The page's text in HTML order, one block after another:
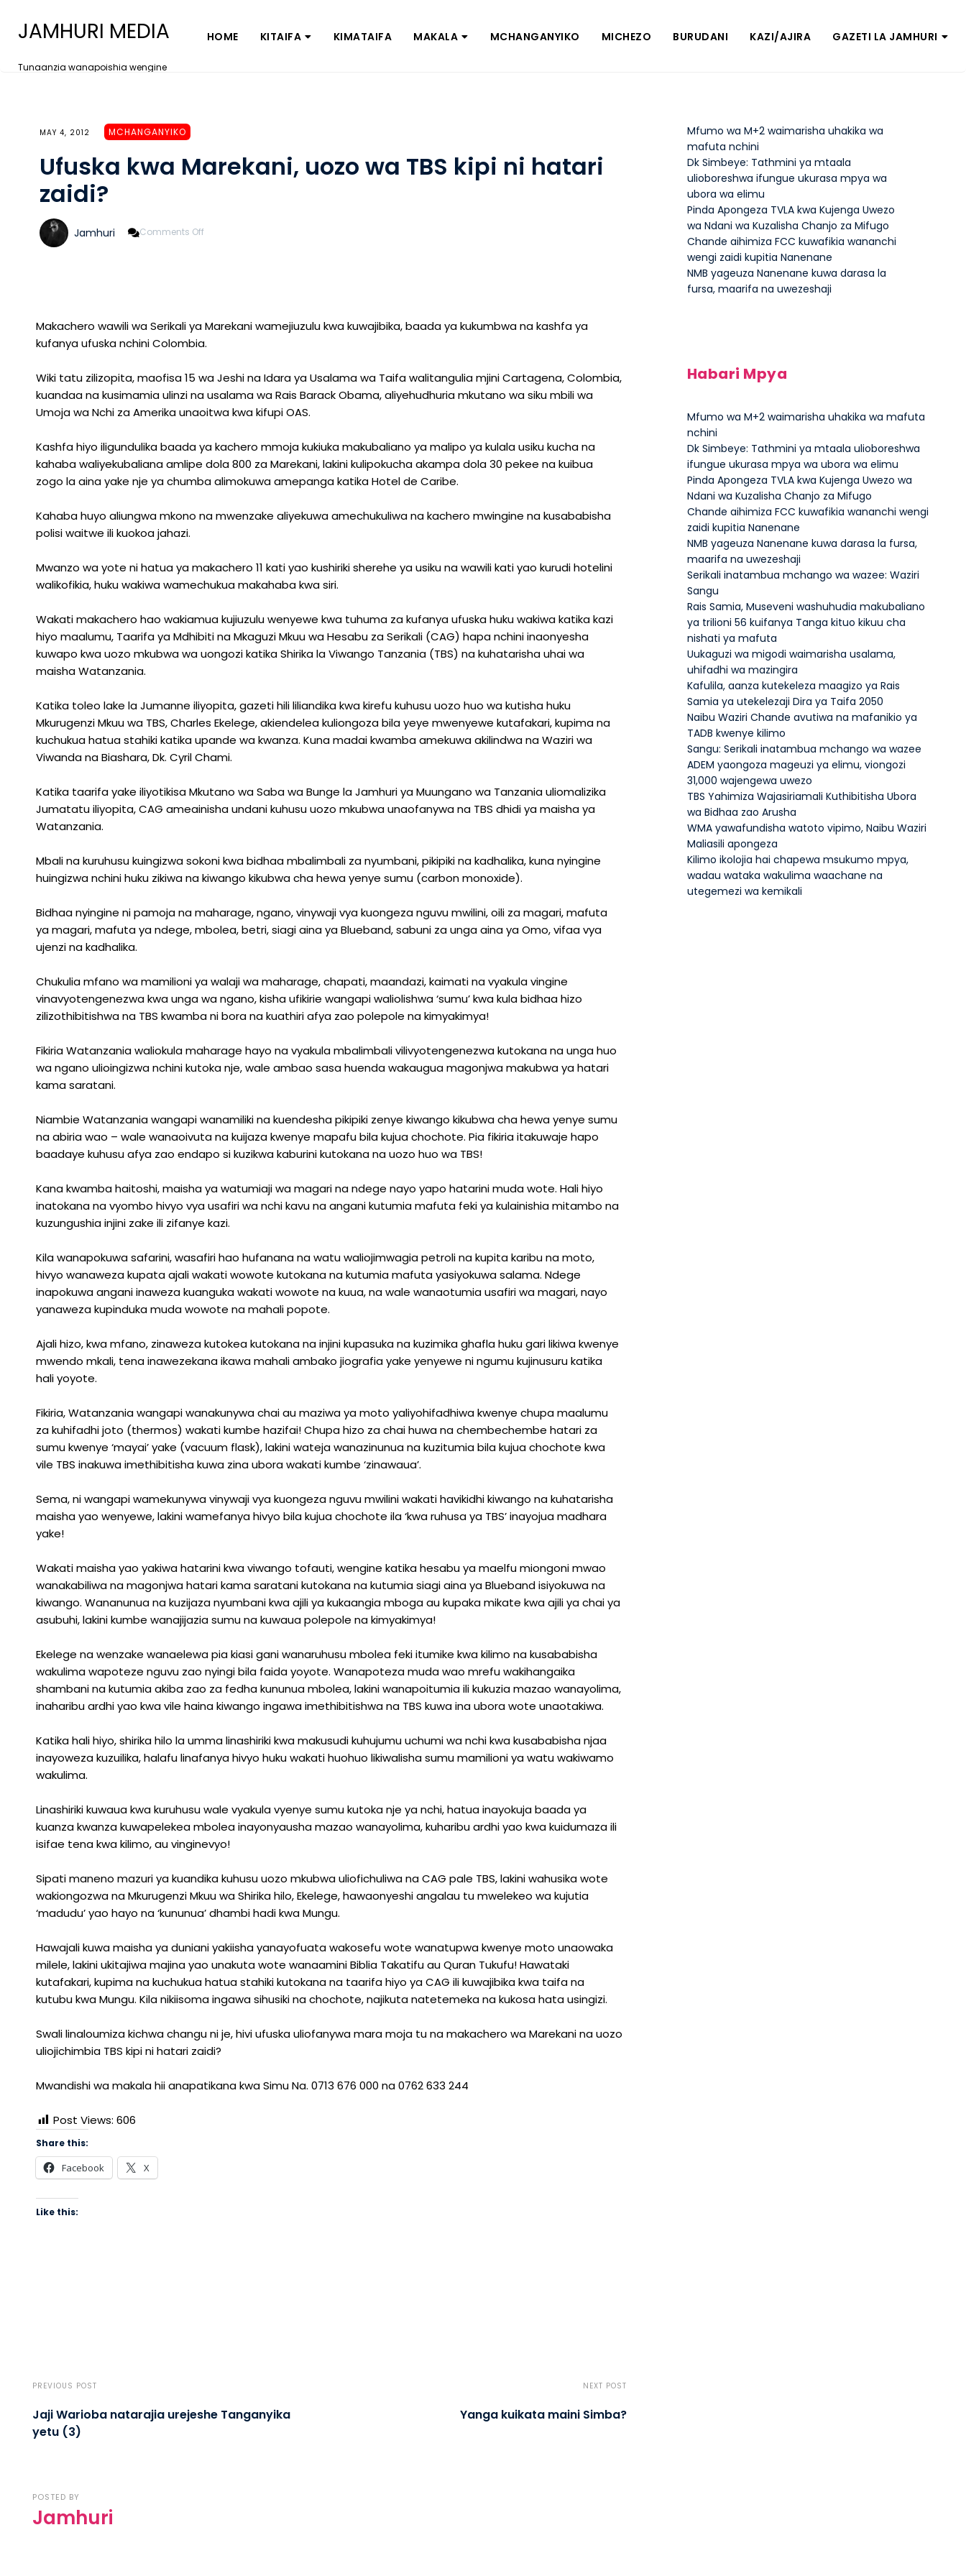
JAMHURI MEDIA
Tunaanzia wanapoishia wengine
HOME KITAIFA KIMATAIFA MAKALA MCHANGANYIKO MICHEZO BURUDANI KAZI/AJIRA GAZETI LA JAMHURI
MAY 4, 2012 MCHANGANYIKO
Ufuska kwa Marekani, uozo wa TBS kipi ni hatari
zaidi?
Jamhuri Comments Off
Kipi
Ni
Hatari
Makachero wawili wa Serikali ya Marekani wamejiuzulu kwa kuwajibika, baada ya kukumbwa na kashfa ya
kufanya ufuska nchini Colombia.
Wiki tatu zilizopita, maofisa 15 wa Jeshi na Idara ya Usalama wa Taifa walitangulia mjini Cartagena, Colombia,
kuandaa na kusimamia ulinzi na usalama wa Rais Barack Obama, aliyehudhuria mkutano wa siku mbili wa
Umoja wa Nchi za Amerika unaoitwa kwa kifupi OAS.
Kashfa hiyo iligundulika baada ya kachero mmoja kukiuka makubaliano ya malipo ya kulala usiku kucha na
kahaba waliyekubaliana amlipe dola 800 za Marekani, lakini kulipokucha akampa dola 30 pekee na kuibua
zogo la aina yake nje ya chumba alimokuwa amepanga katika Hotel de Caribe.
Kahaba huyo aliungwa mkono na mwenzake aliyekuwa amechukuliwa na kachero mwingine na kusababisha
polisi waitwe ili kuokoa jahazi.
Mwanzo wa yote ni hatua ya makachero 11 kati yao kushiriki sherehe ya usiku na wawili kati yao kurudi hotelini
walikofikia, huku wakiwa wamechukua makahaba kwa siri.
Wakati makachero hao wakiamua kujiuzulu wenyewe kwa tuhuma za kufanya ufuska huku wakiwa katika kazi
hiyo maalumu, Taarifa ya Mdhibiti na Mkaguzi Mkuu wa Hesabu za Serikali (CAG) hapa nchini inaonyesha
kuwapo kwa uozo mkubwa wa uongozi katika Shirika la Viwango Tanzania (TBS) na kuhatarisha uhai wa
maisha Watanzania.
Katika toleo lake la Jumanne iliyopita, gazeti hili liliandika kwa kirefu kuhusu uozo huo wa kutisha huku
Mkurugenzi Mkuu wa TBS, Charles Ekelege, akiendelea kuliongoza bila yeye mwenyewe kutafakari, kupima na
kuchukua hatua stahiki katika upande wa kwanza. Kuna madai kwamba amekuwa akilindwa na Waziri wa
Viwanda na Biashara, Dk. Cyril Chami.
Katika taarifa yake iliyotikisa Mkutano wa Saba wa Bunge la Jamhuri ya Muungano wa Tanzania uliomalizika
Jumatatu iliyopita, CAG ameainisha undani kuhusu uozo mkubwa unaofanywa na TBS dhidi ya maisha ya
Watanzania.
Mbali na kuruhusu kuingizwa sokoni kwa bidhaa mbalimbali za nyumbani, pikipiki na kadhalika, kuna nyingine
huingizwa nchini huku zikiwa na kiwango kikubwa cha hewa yenye sumu (carbon monoxide).
Bidhaa nyingine ni pamoja na maharage, ngano, vinywaji vya kuongeza nguvu mwilini, oili za magari, mafuta
ya magari, mafuta ya ndege, mbolea, betri, siagi aina ya Blueband, sabuni za unga aina ya Omo, vifaa vya
ujenzi na kadhalika.
Chukulia mfano wa mamilioni ya walaji wa maharage, chapati, maandazi, kaimati na vyakula vingine
vinavyotengenezwa kwa unga wa ngano, kisha ufikirie wangapi waliolishwa ‘sumu’ kwa kula bidhaa hizo
zilizothibitishwa na TBS kwamba ni bora na kuathiri afya zao polepole na kimyakimya!
Fikiria Watanzania waliokula maharage hayo na vyakula mbalimbali vilivyotengenezwa kutokana na unga huo
wa ngano ulioingizwa nchini kutoka nje, wale ambao sasa huenda wakaugua magonjwa makubwa ya hatari
kama saratani.
Niambie Watanzania wangapi wanamiliki na kuendesha pikipiki zenye kiwango kikubwa cha hewa yenye sumu
na abiria wao – wale wanaoivuta na kuijaza kwenye mapafu bila kujua chochote. Pia fikiria itakuwaje hapo
baadaye kuhusu afya zao endapo si kuzikwa kaburini kutokana na uozo huo wa TBS!
Kana kwamba haitoshi, maisha ya watumiaji wa magari na ndege nayo yapo hatarini muda wote. Hali hiyo
inatokana na vyombo hivyo vya usafiri wa nchi kavu na angani kutumia mafuta feki ya kulainishia mitambo na
kuzungushia injini zake ili zifanye kazi.
Kila wanapokuwa safarini, wasafiri hao hufanana na watu waliojimwagia petroli na kupita karibu na moto,
hivyo wanaweza kupata ajali wakati wowote kutokana na kutumia mafuta yasiyokuwa salama. Ndege
inapokuwa angani inaweza kuanguka wakati wowote na kuua, na wale wanaotumia usafiri wa magari, nayo
yanaweza kupinduka muda wowote na mahali popote.
Ajali hizo, kwa mfano, zinaweza kutokea kutokana na injini kupasuka na kuzimika ghafla huku gari likiwa kwenye
mwendo mkali, tena inawezekana ikawa mahali ambako jiografia yake yenyewe ni ngumu kujinusuru katika
hali yoyote.
Fikiria, Watanzania wangapi wanakunywa chai au maziwa ya moto yaliyohifadhiwa kwenye chupa maalumu
za kuhifadhi joto (thermos) wakati kumbe hazifai! Chupa hizo za chai huwa na chembechembe hatari za
sumu kwenye ‘mayai’ yake (vacuum flask), lakini wateja wanazinunua na kuzitumia bila kujua chochote kwa
vile TBS inakuwa imethibitisha kuwa zina ubora wakati kumbe ‘zinawaua’.
Sema, ni wangapi wamekunywa vinywaji vya kuongeza nguvu mwilini wakati havikidhi kiwango na kuhatarisha
maisha yao wenyewe, lakini wamefanya hivyo bila kujua chochote ila ‘kwa ruhusa ya TBS’ inayojua madhara
yake!
Wakati maisha yao yakiwa hatarini kwa viwango tofauti, wengine katika hesabu ya maelfu miongoni mwao
wanakabiliwa na magonjwa hatari kama saratani kutokana na kutumia siagi aina ya Blueband isiyokuwa na
kiwango. Wananunua na kuzijaza nyumbani kwa ajili ya kukaangia mboga au kupaka mikate kwa ajili ya chai ya
asubuhi, lakini kumbe wanajijazia sumu na kuwaua polepole na kimyakimya!
Ekelege na wenzake wanaelewa pia kiasi gani wanaruhusu mbolea feki itumike kwa kilimo na kusababisha
wakulima wapoteze nguvu zao nyingi bila faida yoyote. Wanapoteza muda wao mrefu wakihangaika
shambani na kutumia akiba zao za fedha kununua mbolea, lakini wanapoitumia ili kukuzia mazao wanayolima,
inaharibu ardhi yao kwa vile haina kiwango ingawa imethibitishwa na TBS kuwa ina ubora wote unaotakiwa.
Katika hali hiyo, shirika hilo la umma linashiriki kwa makusudi kuhujumu uchumi wa nchi kwa kusababisha njaa
inayoweza kuzuilika, halafu linafanya hivyo huku wakati huohuo likiwalisha sumu mamilioni ya watu wakiwamo
wakulima.
Linashiriki kuwaua kwa kuruhusu wale vyakula vyenye sumu kutoka nje ya nchi, hatua inayokuja baada ya
kuanza kwanza kuwapelekea mbolea inayonyausha mazao wanayolima, kuharibu ardhi yao kwa kuidumaza ili
isifae tena kwa kilimo, au vinginevyo!
Sipati maneno mazuri ya kuandika kuhusu uozo mkubwa uliofichuliwa na CAG pale TBS, lakini wahusika wote
wakiongozwa na Mkurugenzi Mkuu wa Shirika hilo, Ekelege, hawaonyeshi angalau tu mwelekeo wa kujutia
‘madudu’ yao hayo na ‘kununua’ dhambi hadi kwa Mungu.
Hawajali kuwa maisha ya duniani yakiisha yanayofuata wakosefu wote wanatupwa kwenye moto unaowaka
milele, lakini ukitajiwa majina yao unakuta wote wanaamini Biblia Takatifu au Quran Tukufu! Hawataki
kutafakari, kupima na kuchukua hatua stahiki kutokana na taarifa hiyo ya CAG ili kuwajibika kwa taifa na
kutubu kwa Mungu. Kila nikiisoma ingawa sihusiki na chochote, najikuta natetemeka na kukosa hata usingizi.
Swali linaloumiza kichwa changu ni je, hivi ufuska uliofanywa mara moja tu na makachero wa Marekani na uozo
uliojichimbia TBS kipi ni hatari zaidi?
Mwandishi wa makala hii anapatikana kwa Simu Na. 0713 676 000 na 0762 633 244
Post Views: 606
Share this:
Facebook X
Like this:
PREVIOUS POST
Jaji Warioba natarajia urejeshe Tanganyika
yetu (3)
NEXT POST
Yanga kuikata maini Simba?
POSTED BY
Jamhuri
Mfumo wa M+2 waimarisha uhakika wa
mafuta nchini
Dk Simbeye: Tathmini ya mtaala
ulioboreshwa ifungue ukurasa mpya wa
ubora wa elimu
Pinda Apongeza TVLA kwa Kujenga Uwezo
wa Ndani wa Kuzalisha Chanjo za Mifugo
Chande aihimiza FCC kuwafikia wananchi
wengi zaidi kupitia Nanenane
NMB yageuza Nanenane kuwa darasa la
fursa, maarifa na uwezeshaji
Habari Mpya
Mfumo wa M+2 waimarisha uhakika wa mafuta
nchini
Dk Simbeye: Tathmini ya mtaala ulioboreshwa
ifungue ukurasa mpya wa ubora wa elimu
Pinda Apongeza TVLA kwa Kujenga Uwezo wa
Ndani wa Kuzalisha Chanjo za Mifugo
Chande aihimiza FCC kuwafikia wananchi wengi
zaidi kupitia Nanenane
NMB yageuza Nanenane kuwa darasa la fursa,
maarifa na uwezeshaji
Serikali inatambua mchango wa wazee: Waziri
Sangu
Rais Samia, Museveni washuhudia makubaliano
ya trilioni 56 kuifanya Tanga kituo kikuu cha
nishati ya mafuta
Uukaguzi wa migodi waimarisha usalama,
uhifadhi wa mazingira
Kafulila, aanza kutekeleza maagizo ya Rais
Samia ya utekelezaji Dira ya Taifa 2050
Naibu Waziri Chande avutiwa na mafanikio ya
TADB kwenye kilimo
Sangu: Serikali inatambua mchango wa wazee
ADEM yaongoza mageuzi ya elimu, viongozi
31,000 wajengewa uwezo
TBS Yahimiza Wajasiriamali Kuthibitisha Ubora
wa Bidhaa zao Arusha
WMA yawafundisha watoto vipimo, Naibu Waziri
Maliasili apongeza
Kilimo ikolojia hai chapewa msukumo mpya,
wadau wataka wakulima waachane na
utegemezi wa kemikali